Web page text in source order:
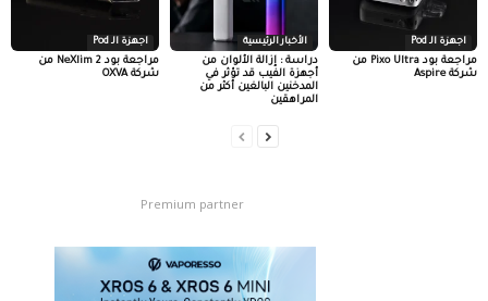
اجهزة الـ Pod
مراجعة بود NeXlim 2 من
شركة OXVA
الأخبار الرئيسية
دراسة : إزالة الألوان من
أجهزة الفيب قد تؤثر في
المدخنين البالغين أكثر من
المراهقين
اجهزة الـ Pod
مراجعة بود Pixo Ultra من
شركة Aspire
Premium partner